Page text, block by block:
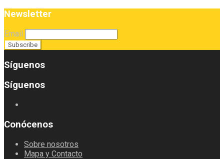
Newsletter
Email
Síguenos
Síguenos
Conócenos
Sobre nosotros
Mapa y Contacto